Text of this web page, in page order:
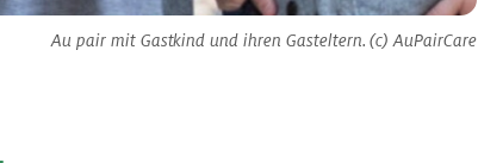
Au pair mit Gastkind und ihren Gasteltern. (c) AuPairCare